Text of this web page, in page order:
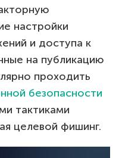
настройки
и доступа к
на публикацию
проходить
безопасности
тактиками
целевой фишинг.